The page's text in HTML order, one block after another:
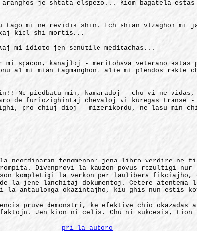
je shtata elspezo... Kiom bagatela
mi ne revidis shin. Ech shian vlzaghon mi
kaj kiel shi mortis...
mi idioto jen senutile meditachas...
mi spacon, kanajloj - meritohava veterano
mi mian tagmanghon, alie mi plendos rekte
piedbatu min, kamaradoj - chu vi ne vidas,
aro de furiozighintaj chevaloj vi kuregas transe
pro chiuj dioj - mizerikordu, ne lasu
la neordinaran fenomenon: jena libro verdire
Divenprovi la kauzon povus rezultigi
kompletigi la verkon per laulibera fikciajho,
la jene lanchitaj dokumentoj. Cetere
la antaulonga okazintajho, kiu ghis nun estis
pruve demonstri, ke efektive chio
Jen kion ni celis. Chu ni sukcesis, tion
pri la autoro